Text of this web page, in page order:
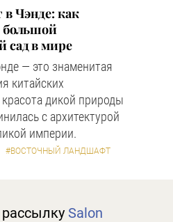
Чэнде: как
большой
сад в мире
— это знаменитая
китайских
дикой природы
с архитектурой
империи.
#ВОСТОЧНЫЙ ЛАНДШАФТ
Salon